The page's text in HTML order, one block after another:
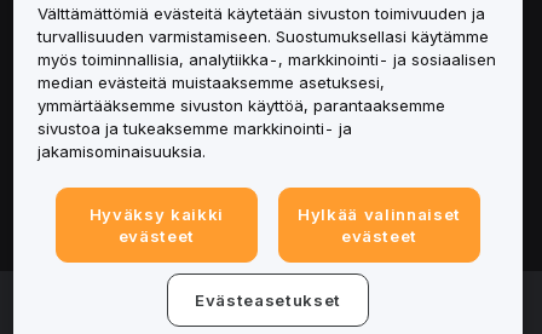
Palvelut
Tuki
Tuotteet
Lakiasiat
© 2025-2026 Bybit.eu. Kaikki oikeudet pidätetään.
Välttämättömiä evästeitä käytetään sivuston toimivuuden ja
turvallisuuden varmistamiseen. Suostumuksellasi käytämme
myös toiminnallisia, analytiikka-, markkinointi- ja sosiaalisen
median evästeitä muistaaksemme asetuksesi,
ymmärtääksemme sivuston käyttöä, parantaaksemme
sivustoa ja tukeaksemme markkinointi- ja
jakamisominaisuuksia.
Hyväksy kaikki
evästeet
Hylkää valinnaiset
evästeet
Evästeasetukset